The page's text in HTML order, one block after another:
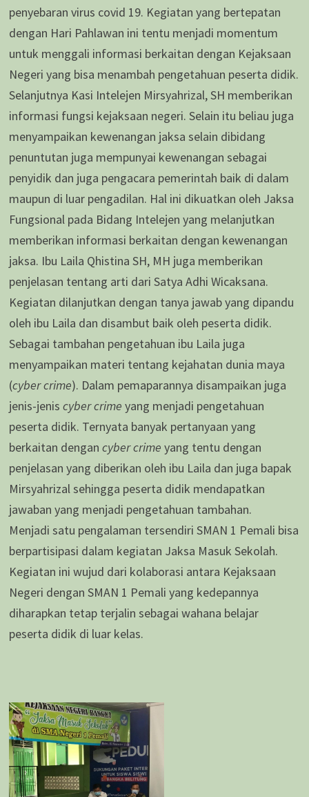
penyebaran virus covid 19. Kegiatan yang bertepatan
dengan Hari Pahlawan ini tentu menjadi momentum
untuk menggali informasi berkaitan dengan Kejaksaan
Negeri yang bisa menambah pengetahuan peserta didik.
Selanjutnya Kasi Intelejen Mirsyahrizal, SH memberikan
informasi fungsi kejaksaan negeri. Selain itu beliau juga
menyampaikan kewenangan jaksa selain dibidang
penuntutan juga mempunyai kewenangan sebagai
penyidik dan juga pengacara pemerintah baik di dalam
maupun di luar pengadilan. Hal ini dikuatkan oleh Jaksa
Fungsional pada Bidang Intelejen yang melanjutkan
memberikan informasi berkaitan dengan kewenangan
jaksa. Ibu Laila Qhistina SH, MH juga memberikan
penjelasan tentang arti dari Satya Adhi Wicaksana.
Kegiatan dilanjutkan dengan tanya jawab yang dipandu
oleh ibu Laila dan disambut baik oleh peserta didik.
Sebagai tambahan pengetahuan ibu Laila juga
menyampaikan materi tentang kejahatan dunia maya
(cyber crime). Dalam pemaparannya disampaikan juga
jenis-jenis cyber crime yang menjadi pengetahuan
peserta didik. Ternyata banyak pertanyaan yang
berkaitan dengan cyber crime yang tentu dengan
penjelasan yang diberikan oleh ibu Laila dan juga bapak
Mirsyahrizal sehingga peserta didik mendapatkan
jawaban yang menjadi pengetahuan tambahan.
Menjadi satu pengalaman tersendiri SMAN 1 Pemali bisa
berpartisipasi dalam kegiatan Jaksa Masuk Sekolah.
Kegiatan ini wujud dari kolaborasi antara Kejaksaan
Negeri dengan SMAN 1 Pemali yang kedepannya
diharapkan tetap terjalin sebagai wahana belajar
peserta didik di luar kelas.